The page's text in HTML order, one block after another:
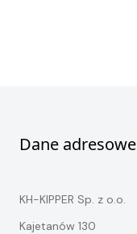
Dane adresowe
KH-KIPPER Sp. z o.o.
Kajetanów 130